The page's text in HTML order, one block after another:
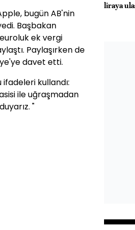
bugün AB'nin
Başbakan
euroluk ek vergi
Paylaşırken de
davet etti.
kullandı:
ile uğraşmadan
"
liraya